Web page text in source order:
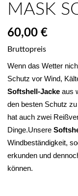
MASK
60,00 €
Bruttopreis
Wenn das Wetter
Schutz vor Wind,
Softshell-Jacke aus
den besten Schutz
hat auch zwei
Dinge.Unsere
Windbeständigkeit,
erkunden und
können.